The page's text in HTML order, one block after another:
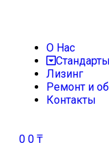
О Нас
Лизинг
Ремонт и
Контакты
0 0 ₸